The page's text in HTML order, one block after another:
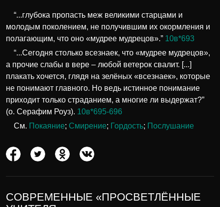
“...глубока пропасть меж великими старцами и
молодым поколением, не получившим их окормления и
полагающим, что оно «мудрее мудрецов».” 10в*693
“...Сегодня столько всезнаек, что «мудрее мудрецов»,
а прочие слабы в вере – любой ветерок свалит. [...]
плакать хочется, глядя на зелёных «всезнаек», которые
не понимают главного. Но ведь истинное понимание
приходит только страданием, а многие ли выдержат?”
(о. Серафим Роуз). 10в*695-696
См. Покаяние; Смирение; Гордость; Послушание
СОВРЕМЕННЫЕ «ПРОСВЕТЛЁННЫЕ